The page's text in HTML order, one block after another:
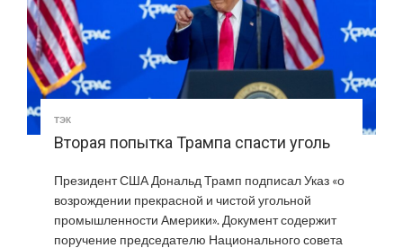
ТЭК
Вторая попытка Трампа спасти уголь
Президент США Дональд Трамп подписал Указ «о
возрождении прекрасной и чистой угольной
промышленности Америки». Документ содержит
поручение председателю Национального совета